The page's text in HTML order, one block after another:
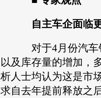
自主车企面临
对于4月份汽车
以及库存量的增加，
析人士均认为这是市
求自去年提前释放之